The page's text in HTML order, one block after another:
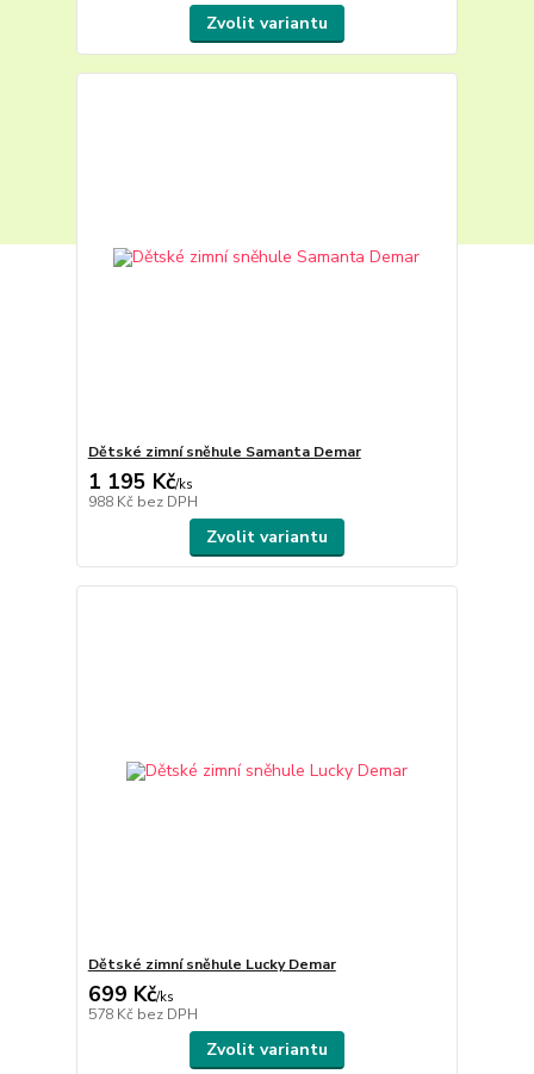
Zvolit variantu
Dětské zimní sněhule Samanta Demar
1 195 Kč/ks
988 Kč bez DPH
Zvolit variantu
Dětské zimní sněhule Lucky Demar
699 Kč/ks
578 Kč bez DPH
Zvolit variantu